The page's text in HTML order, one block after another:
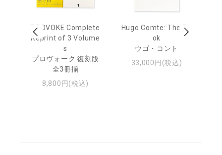
PROVOKE Complete
Reprint of 3 Volume
s
プロヴォーク 復刻版
全3冊揃
8,800円(税込)
Hugo Comte: The Bo
ok
ウゴ・コント
33,000円(税込)